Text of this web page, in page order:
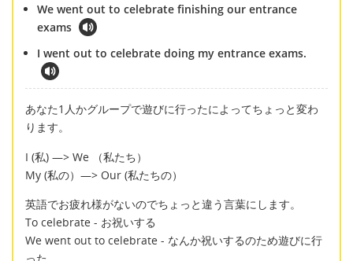
We went out to celebrate finishing our entrance
exams
I went out to celebrate doing my entrance exams.
あなた1人かグループで遊びに行ったによってちょっと変わ
ります。
I (私) —> We （私たち）
My (私の）—> Our (私たちの）
英語でお疲れ様がないのでちょっと違う言葉にします。
To celebrate - お祝いする
We went out to celebrate - なんか祝いするのため遊びに行